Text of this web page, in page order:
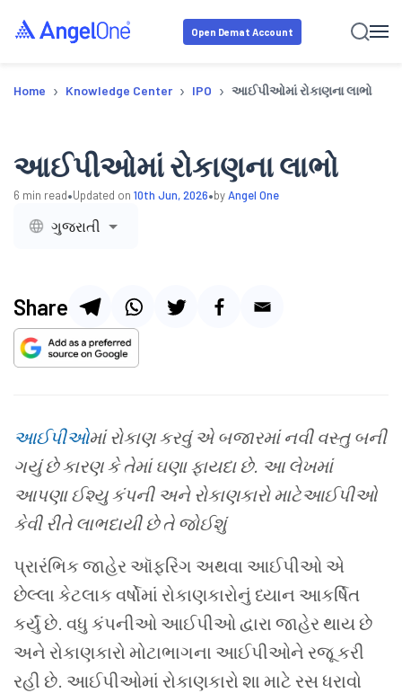
Open Demat Account
Home › Knowledge Center › IPO › આઈપીઓમાં રોકાણના લાભો
આઈપીઓમાં રોકાણના લાભો
6 min read•Updated on 10th Jun, 2026•byAngel One
ગુજરાતી
Share
આઈપીઓમાં રોકાણ કરવું એ બજારમાં નવી વસ્તુ બની
ગયું છે કારણ કે તેમાં ઘણા ફાયદા છે. આ લેખમાં
આપણા ઈશ્યુ કંપની અને રોકાણકારો માટેઆઈપીઓ
કેવી રીતે લાભદાયી છે તે જોઈશું
પ્રારંભિક જાહેર ઑફરિંગ અથવા આઈપીઓ એ
છેલ્લા કેટલાક વર્ષોમાં રોકાણકારોનું ધ્યાન આકર્ષિત
કર્યું છે. વધુ કંપનીઓ આઈપીઓદ્વારા જાહેર થાય છે
અને રોકાણકારો મોટાભાગના આઈપીઓને રજૂ કરી
રહી છે. આઈપીઓમાં રોકાણકારો શા માટે રસ ધરાવો